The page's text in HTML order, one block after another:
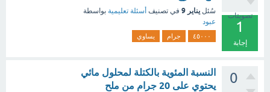
تصويتات
1
إجابة
سُئل يناير 9 في تصنيف أسئلة تعليمية بواسطة
عبود
٤٥٠٠٠ جرام يساوي
0
النسبة المئوية بالكتلة لمحلول مائي
يحتوي على 20 جرام من ملح